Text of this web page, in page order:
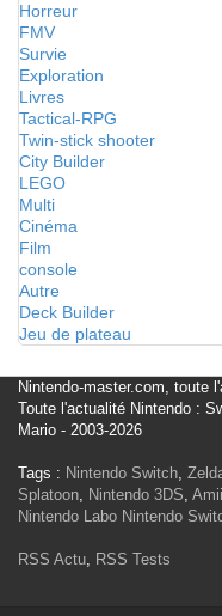
Horreur
FMV
Survie
Exploration
Livres
Tactical-RPG
Twin-stick shooter
City Builder
LEGO
Multi
Cinéma
Film
console
Autre
Deck Builder
Jeu de plateau
Nintendo-master.com, toute
Toute l'actualité Nintendo :
Mario - 2003-2026
Tags : Nintendo Switch,
Splatoon, Nintendo 3DS,
Nintendo Labo Nintendo
RSS Actu, RSS Tests